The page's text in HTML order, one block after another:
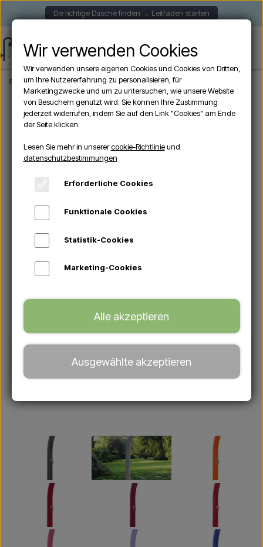
Die richtige Dusche finden → Leitfaden starten
Startseite Aussendusche Solardusche Arkema - HAPPY XL H400
Ausverkauft
Wir verwenden Cookies
Wir verwenden unsere eigenen Cookies und Cookies von Dritten,
um Ihre Nutzererfahrung zu personalisieren, für
Marketingzwecke und um zu untersuchen, wie unsere Website
von Besuchern genutzt wird. Sie können Ihre Zustimmung
jederzeit widerrufen, indem Sie auf den Link "Cookies" am Ende
der Seite klicken.
Lesen Sie mehr in unserercookie-Richtlinieund
datenschutzbestimmungen
Erforderliche Cookies
Funktionale Cookies
Statistik-Cookies
Marketing-Cookies
Alle akzeptieren
Ausgewählte akzeptieren